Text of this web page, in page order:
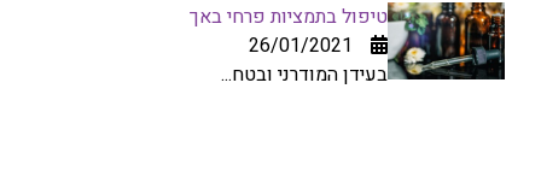
טיפול בתמציות פרחי באך
26/01/2021
בעידן המודרני ובטח...